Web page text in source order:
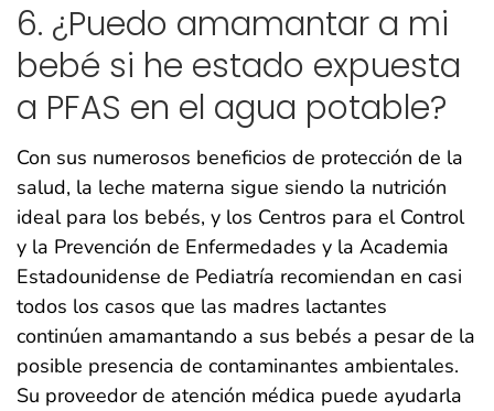
6. ¿Puedo amamantar a mi
bebé si he estado expuesta
a PFAS en el agua potable?
Con sus numerosos beneficios de protección de la
salud, la leche materna sigue siendo la nutrición
ideal para los bebés, y los Centros para el Control
y la Prevención de Enfermedades y la Academia
Estadounidense de Pediatría recomiendan en casi
todos los casos que las madres lactantes
continúen amamantando a sus bebés a pesar de la
posible presencia de contaminantes ambientales.
Su proveedor de atención médica puede ayudarla